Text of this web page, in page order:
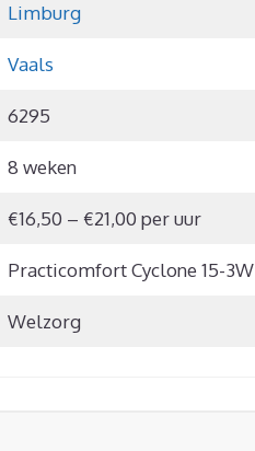
Limburg
Vaals
6295
8 weken
€16,50 – €21,00 per uur
Practicomfort Cyclone 15-3W
Welzorg